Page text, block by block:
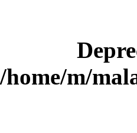
/home/m/